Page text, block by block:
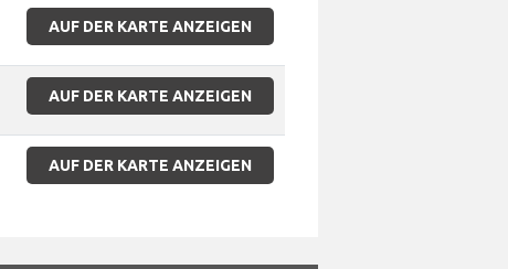
AUF DER KARTE ANZEIGEN
AUF DER KARTE ANZEIGEN
AUF DER KARTE ANZEIGEN